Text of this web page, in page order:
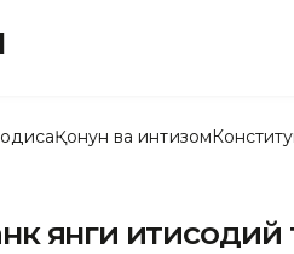
Қонун ва интизом
янги иқтисодий